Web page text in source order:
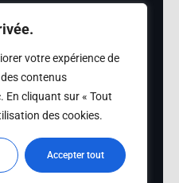
votre expérience de
contenus
En cliquant sur « Tout
des cookies.
Accepter tout